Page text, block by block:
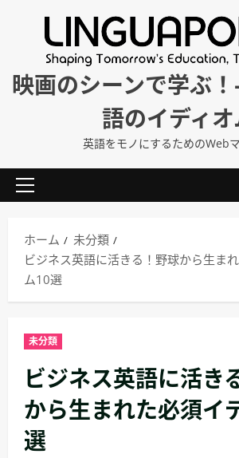
映画のシーンで学ぶ
語のイディ
英語をモノにするためのWeb
メ
ン
メ
ニ
ホーム
未分類
ビジネス英語に活きる！野球から生ま
ム10選
未分類
ビジネス英語に活き
から生まれた必須イ
選